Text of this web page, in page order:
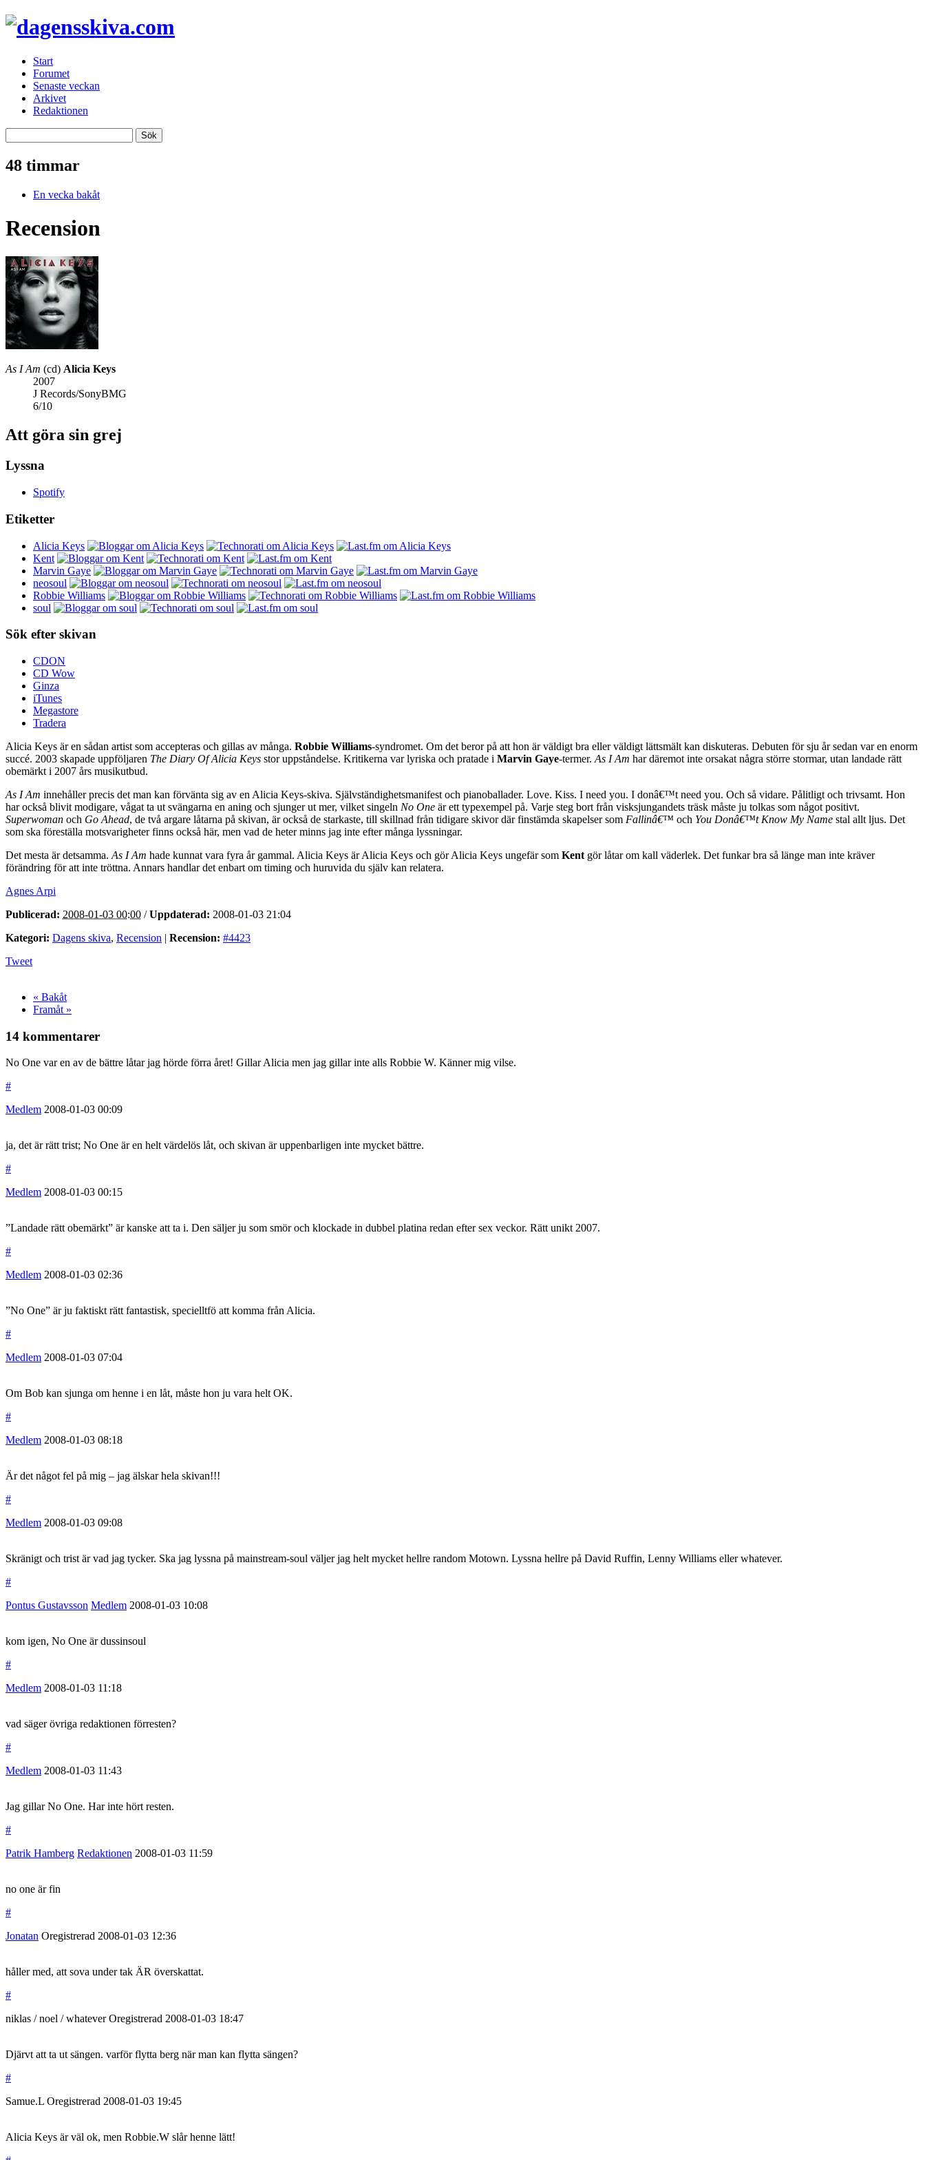
Start
Forumet
Senaste veckan
Arkivet
Redaktionen
48 timmar
En vecka bakåt
Recension
As I Am (cd) Alicia Keys
2007
J Records/SonyBMG
6/10
Att göra sin grej
Lyssna
Spotify
Etiketter
Alicia Keys
Kent
Marvin Gaye
neosoul
Robbie Williams
soul
Sök efter skivan
CDON
CD Wow
Ginza
iTunes
Megastore
Tradera
Alicia Keys är en sådan artist som accepteras och gillas av många. Robbie Williams-syndromet. Om det beror på att hon är väldigt bra eller väldigt lättsmält kan diskuteras. Debuten för sju år sedan var en enorm
succé. 2003 skapade uppföljaren The Diary Of Alicia Keys stor uppståndelse. Kritikerna var lyriska och pratade i Marvin Gaye-termer. As I Am har däremot inte orsakat några större stormar, utan landade rätt
obemärkt i 2007 års musikutbud.
As I Am innehåller precis det man kan förvänta sig av en Alicia Keys-skiva. Självständighetsmanifest och pianoballader. Love. Kiss. I need you. I donâ€™t need you. Och så vidare. Pålitligt och trivsamt. Hon
har också blivit modigare, vågat ta ut svängarna en aning och sjunger ut mer, vilket singeln No One är ett typexempel på. Varje steg bort från visksjungandets träsk måste ju tolkas som något positivt.
Superwoman och Go Ahead, de två argare låtarna på skivan, är också de starkaste, till skillnad från tidigare skivor där finstämda skapelser som Fallinâ€™ och You Donâ€™t Know My Name stal allt ljus. Det
som ska föreställa motsvarigheter finns också här, men vad de heter minns jag inte efter många lyssningar.
Det mesta är detsamma. As I Am hade kunnat vara fyra år gammal. Alicia Keys är Alicia Keys och gör Alicia Keys ungefär som Kent gör låtar om kall väderlek. Det funkar bra så länge man inte kräver
förändring för att inte tröttna. Annars handlar det enbart om timing och huruvida du själv kan relatera.
Agnes Arpi
Publicerad: 2008-01-03 00:00 /Uppdaterad: 2008-01-03 21:04
Kategori: Dagens skiva, Recension | Recension: #4423
Tweet
« Bakåt
Framåt »
14 kommentarer
No One var en av de bättre låtar jag hörde förra året! Gillar Alicia men jag gillar inte alls Robbie W. Känner mig vilse.
#
Medlem 2008-01-03 00:09
ja, det är rätt trist; No One är en helt värdelös låt, och skivan är uppenbarligen inte mycket bättre.
#
Medlem 2008-01-03 00:15
”Landade rätt obemärkt” är kanske att ta i. Den säljer ju som smör och klockade in dubbel platina redan efter sex veckor. Rätt unikt 2007.
#
Medlem 2008-01-03 02:36
”No One” är ju faktiskt rätt fantastisk, specielltfö att komma från Alicia.
#
Medlem 2008-01-03 07:04
Om Bob kan sjunga om henne i en låt, måste hon ju vara helt OK.
#
Medlem 2008-01-03 08:18
Är det något fel på mig – jag älskar hela skivan!!!
#
Medlem 2008-01-03 09:08
Skränigt och trist är vad jag tycker. Ska jag lyssna på mainstream-soul väljer jag helt mycket hellre random Motown. Lyssna hellre på David Ruffin, Lenny Williams eller whatever.
#
Pontus Gustavsson Medlem 2008-01-03 10:08
kom igen, No One är dussinsoul
#
Medlem 2008-01-03 11:18
vad säger övriga redaktionen förresten?
#
Medlem 2008-01-03 11:43
Jag gillar No One. Har inte hört resten.
#
Patrik Hamberg Redaktionen 2008-01-03 11:59
no one är fin
#
Jonatan Oregistrerad 2008-01-03 12:36
håller med, att sova under tak ÄR överskattat.
#
niklas / noel / whatever Oregistrerad 2008-01-03 18:47
Djärvt att ta ut sängen. varför flytta berg när man kan flytta sängen?
#
Samue.L Oregistrerad 2008-01-03 19:45
Alicia Keys är väl ok, men Robbie.W slår henne lätt!